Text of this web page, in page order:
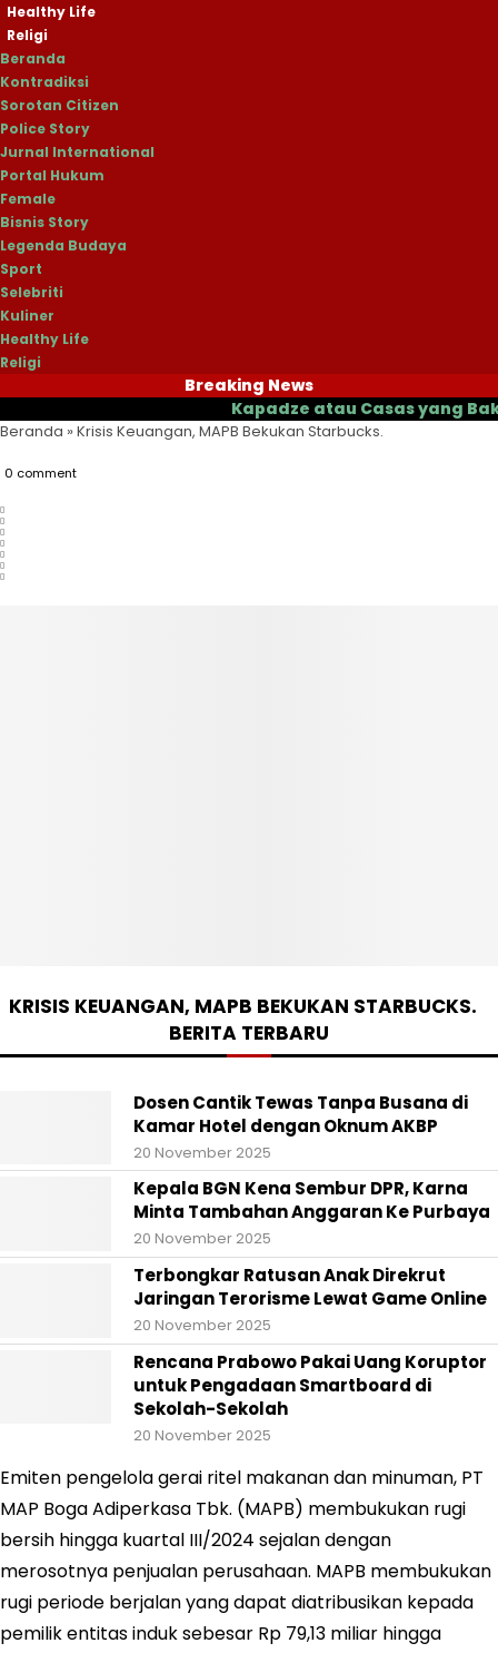
Healthy Life
Religi
Beranda
Kontradiksi
Sorotan Citizen
Police Story
Jurnal International
Portal Hukum
Female
Bisnis Story
Legenda Budaya
Sport
Selebriti
Kuliner
Healthy Life
Religi
Breaking News
Kapadze atau Casas yang Bakal
Beranda »Krisis Keuangan, MAPB Bekukan Starbucks.
0 comment
KRISIS KEUANGAN, MAPB BEKUKAN STARBUCKS.
BERITA TERBARU
Dosen Cantik Tewas Tanpa Busana di
Kamar Hotel dengan Oknum AKBP
20 November 2025
Kepala BGN Kena Sembur DPR, Karna
Minta Tambahan Anggaran Ke Purbaya
20 November 2025
Terbongkar Ratusan Anak Direkrut
Jaringan Terorisme Lewat Game Online
20 November 2025
Rencana Prabowo Pakai Uang Koruptor
untuk Pengadaan Smartboard di
Sekolah-Sekolah
20 November 2025
Emiten pengelola gerai ritel makanan dan minuman, PT
MAP Boga Adiperkasa Tbk. (MAPB) membukukan rugi
bersih hingga kuartal III/2024 sejalan dengan
merosotnya penjualan perusahaan. MAPB membukukan
rugi periode berjalan yang dapat diatribusikan kepada
pemilik entitas induk sebesar Rp 79,13 miliar hingga